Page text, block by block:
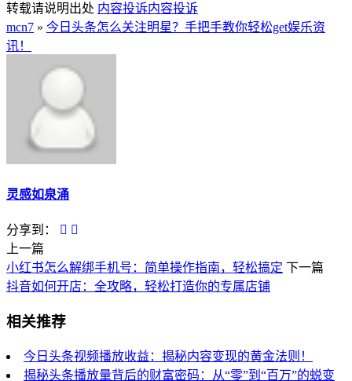
转载请说明出处 内容投诉内容投诉
mcn7 » 今日头条怎么关注明星？手把手教你轻松get娱乐资
讯！
灵感如泉涌
分享到：
上一篇
小红书怎么解绑手机号：简单操作指南，轻松搞定 下一篇
抖音如何开店：全攻略，轻松打造你的专属店铺
相关推荐
今日头条视频播放收益：揭秘内容变现的黄金法则！
揭秘头条播放量背后的财富密码：从“零”到“百万”的蜕变